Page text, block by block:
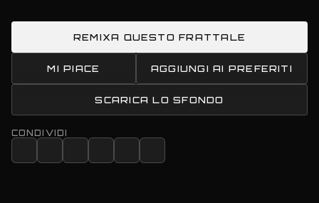
REMIXA QUESTO FRATTALE
MI PIACE AGGIUNGI AI PREFERITI
SCARICA LO SFONDO
CONDIVIDI